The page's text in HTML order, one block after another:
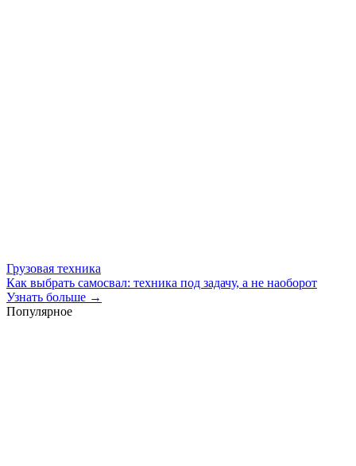
Грузовая техника
Как выбрать самосвал: техника под задачу, а не наоборот
Узнать больше →
Популярное